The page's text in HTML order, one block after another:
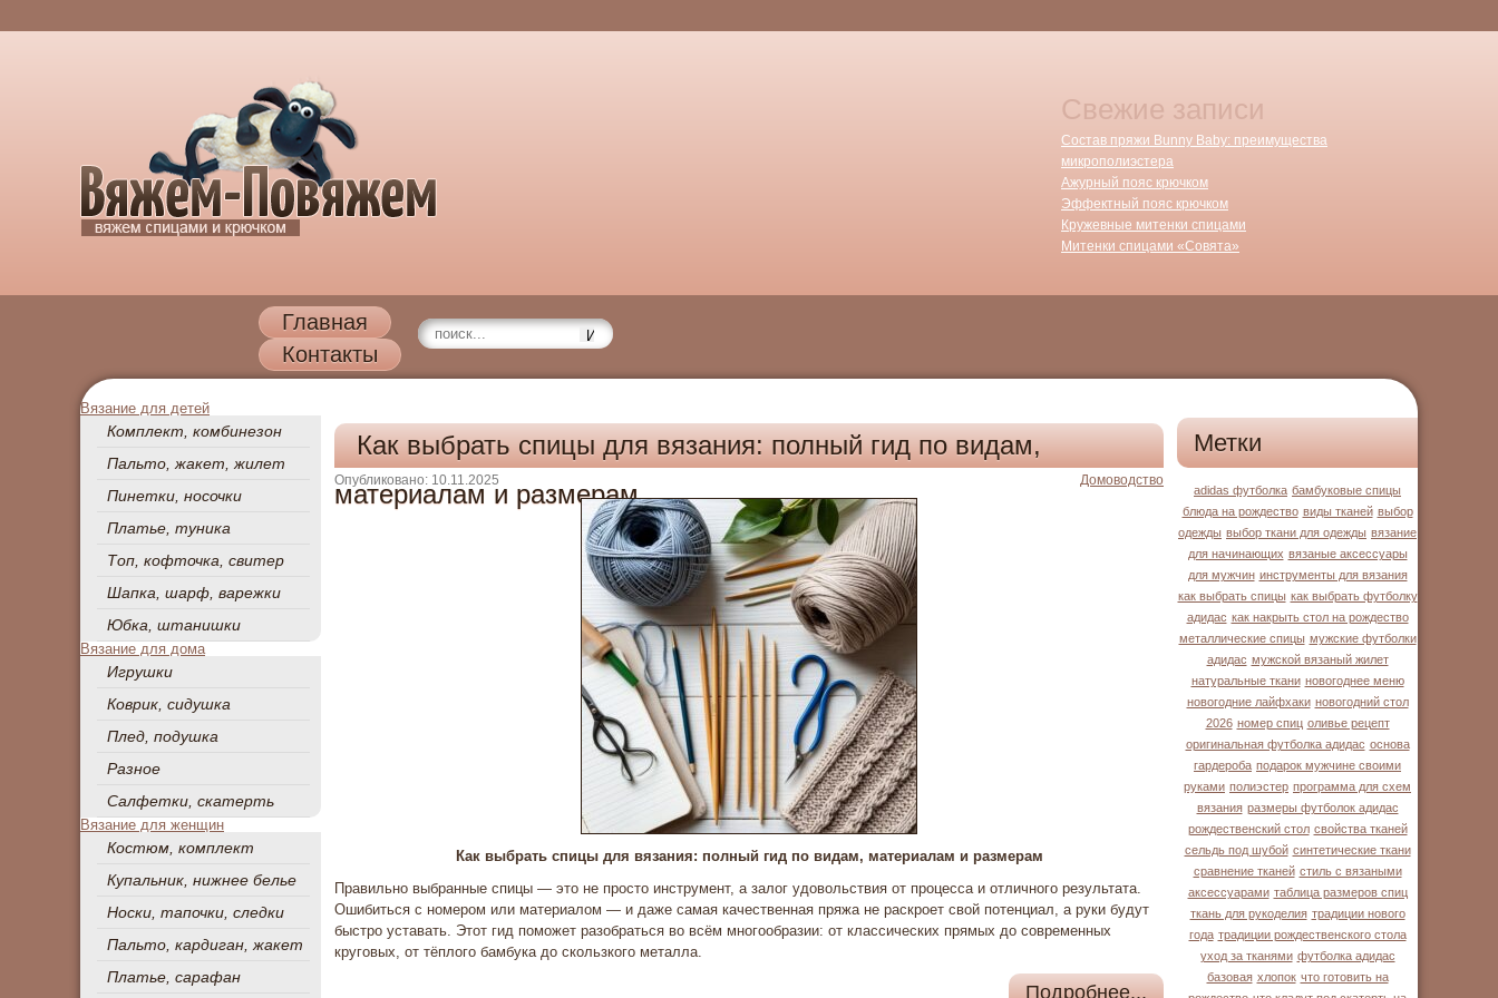
Свежие записи
Состав пряжи Bunny Baby: преимущества
микрополиэстера
Ажурный пояс крючком
Эффектный пояс крючком
Кружевные митенки спицами
Митенки спицами «Совята»
Главная
Контакты
Вязание для детей
Комплект, комбинезон
Пальто, жакет, жилет
Пинетки, носочки
Платье, туника
Топ, кофточка, свитер
Шапка, шарф, варежки
Юбка, штанишки
Вязание для дома
Игрушки
Коврик, сидушка
Плед, подушка
Разное
Салфетки, скатерть
Вязание для женщин
Костюм, комплект
Купальник, нижнее белье
Носки, тапочки, следки
Пальто, кардиган, жакет
Платье, сарафан
Как выбрать спицы для вязания: полный гид по видам,
материалам и размерам
Опубликовано: 10.11.2025 Домоводство
Как выбрать спицы для вязания: полный гид по видам, материалам и размерам
Правильно выбранные спицы — это не просто инструмент, а залог удовольствия от процесса и отличного результата.
Ошибиться с номером или материалом — и даже самая качественная пряжа не раскроет свой потенциал, а руки будут
быстро уставать. Этот гид поможет разобраться во всём многообразии: от классических прямых до современных
круговых, от тёплого бамбука до скользкого металла.
Подробнее...
Метки
adidas футболка бамбуковые спицы
блюда на рождество виды тканей выбор
одежды выбор ткани для одежды вязание
для начинающих вязаные аксессуары
для мужчин инструменты для вязания
как выбрать спицы как выбрать футболку
адидас как накрыть стол на рождество
металлические спицы мужские футболки
адидас мужской вязаный жилет
натуральные ткани новогоднее меню
новогодние лайфхаки новогодний стол
2026 номер спиц оливье рецепт
оригинальная футболка адидас основа
гардероба подарок мужчине своими
руками полиэстер программа для схем
вязания размеры футболок адидас
рождественский стол свойства тканей
сельдь под шубой синтетические ткани
сравнение тканей стиль с вязаными
аксессуарами таблица размеров спиц
ткань для рукоделия традиции нового
года традиции рождественского стола
уход за тканями футболка адидас
базовая хлопок что готовить на